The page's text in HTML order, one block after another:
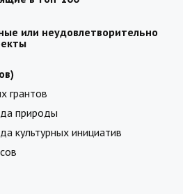
или неудовлетворительно
грантов
природы
культурных инициатив